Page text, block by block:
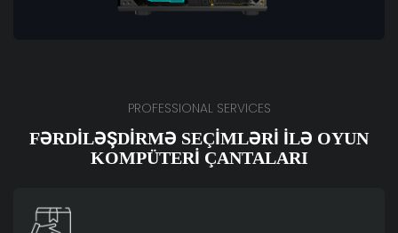
PROFESSIONAL SERVICES
FƏRDILƏŞDIRMƏ SEÇIMLƏRI ILƏ OYUN
KOMPÜTERI ÇANTALARI